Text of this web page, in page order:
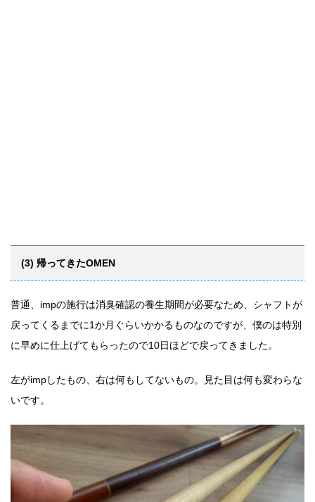
(3) 帰ってきたOMEN
普通、impの施行は消臭確認の養生期間が必要なため、シャフトが
戻ってくるまでに1か月ぐらいかかるものなのですが、僕のは特別
に早めに仕上げてもらったので10日ほどで戻ってきました。
左がimpしたもの、右は何もしてないもの。見た目は何も変わらな
いです。